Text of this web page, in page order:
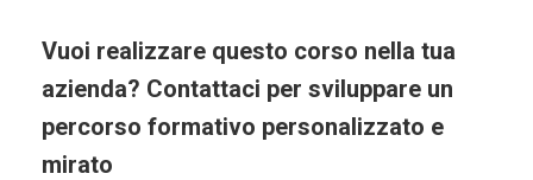
Vuoi realizzare questo corso nella tua
azienda? Contattaci per sviluppare un
percorso formativo personalizzato e
mirato